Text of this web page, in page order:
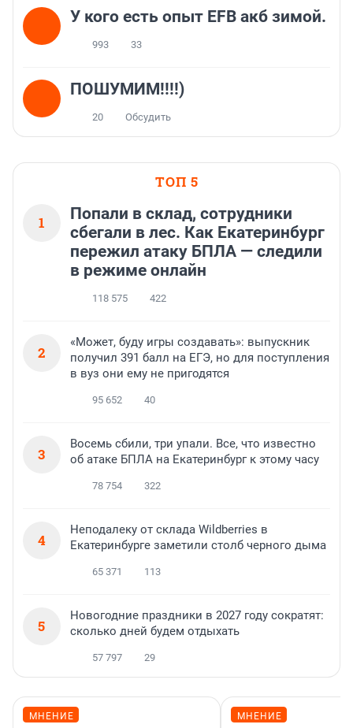
У кого есть опыт EFB акб зимой.
993 33
ПОШУМИМ!!!!)
20 Обсудить
ТОП 5
1
Попали в склад, сотрудники
сбегали в лес. Как Екатеринбург
пережил атаку БПЛА — следили
в режиме онлайн
118 575 422
2
«Может, буду игры создавать»: выпускник
получил 391 балл на ЕГЭ, но для поступления
в вуз они ему не пригодятся
95 652 40
3
Восемь сбили, три упали. Все, что известно
об атаке БПЛА на Екатеринбург к этому часу
78 754 322
4
Неподалеку от склада Wildberries в
Екатеринбурге заметили столб черного дыма
65 371 113
5
Новогодние праздники в 2027 году сократят:
сколько дней будем отдыхать
57 797 29
МНЕНИЕ МНЕНИЕ